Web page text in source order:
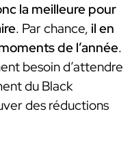
la meilleure pour
. Par chance, il en
de l’année.
besoin d’attendre
du Black
des réductions